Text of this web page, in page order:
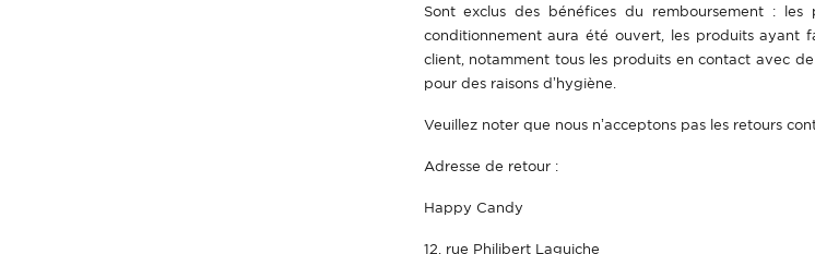
Sont exclus des bénéfices du remboursement : les
conditionnement aura été ouvert, les produits ayant
client, notamment tous les produits en contact avec
pour des raisons d’hygiène.
Veuillez noter que nous n’acceptons pas les retours
Adresse de retour :
Happy Candy
12, rue Philibert Laguiche